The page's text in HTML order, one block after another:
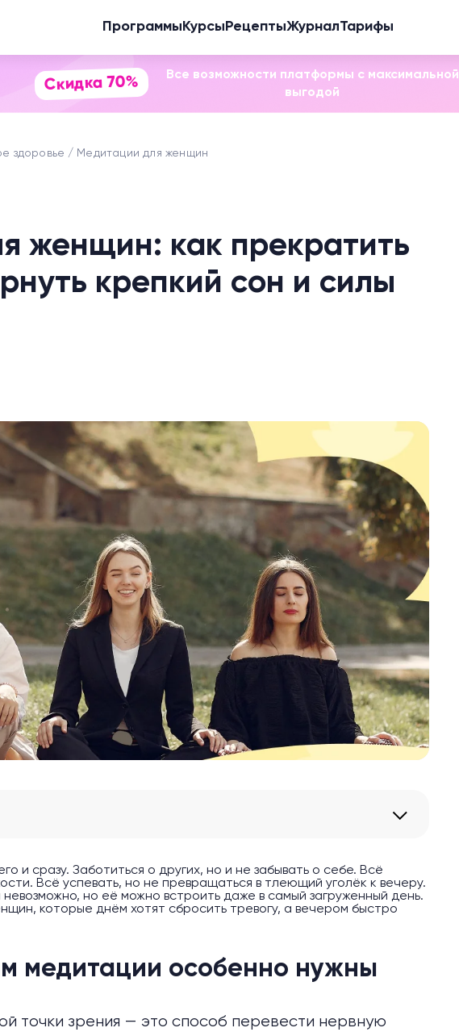
Программы Курсы РецептыЖурналТарифы
Скидка 70%
Все возможности платформы с максимальной
выгодой
здоровье Медитации для женщин
женщин: как прекратить
крепкий сон и силы
и сразу. Заботиться о других, но и не забывать о себе. Всё
Всё успевать, но не превращаться в тлеющий уголёк к вечеру.
но её можно встроить даже в самый загруженный день.
которые днём хотят сбросить тревогу, а вечером быстро
медитации особенно нужны
точки зрения — это способ перевести нервную